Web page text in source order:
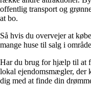
offentlig transport og
at bo.
Så hvis du overvejer at
mange huse til salg i
Har du brug for hjælp til at
lokal ejendomsmægler, der
dig med at finde din